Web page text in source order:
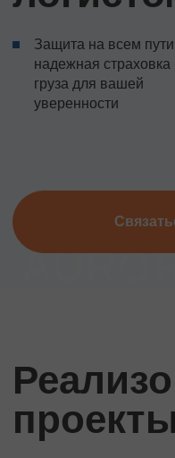
Защита на всем
надежная страховка
груза для вашей
уверенности